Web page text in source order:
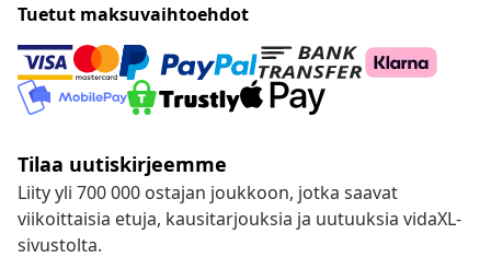
Tuetut maksuvaihtoehdot
Tilaa uutiskirjeemme
Liity yli 700 000 ostajan joukkoon, jotka saavat
viikoittaisia etuja, kausitarjouksia ja uutuuksia vidaXL-
sivustolta.